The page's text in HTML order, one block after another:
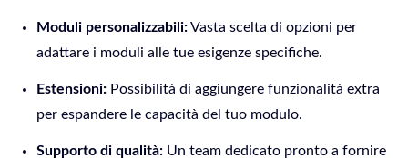
Moduli personalizzabili:Vasta scelta di opzioni per
adattare i moduli alle tue esigenze specifiche.
Estensioni: Possibilità di aggiungere funzionalità extra
per espandere le capacità del tuo modulo.
Supporto di qualità: Un team dedicato pronto a fornire